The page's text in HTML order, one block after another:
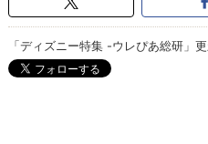
「ディズニー特集 -ウレぴあ総研」